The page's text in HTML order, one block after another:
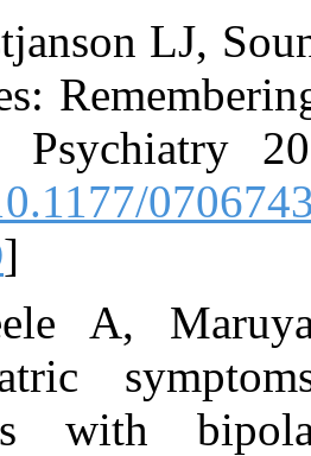
7. Kristjanson
Families:
Can J
[DOI:10.1177/
[
8. Steele A,
Psychiatric
patients with